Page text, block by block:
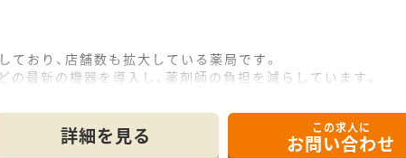
ており、店舗数も拡大している薬局です。
の最新の機器を導入し、薬剤師の負担を減らしています。
の福利厚生も充実しています。
場に入られております。
詳細を見る この求人に
お問い合わせ